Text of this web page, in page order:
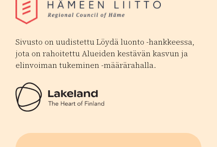
Sivusto on uudistettu Löydä luonto -hankkeessa,
jota on rahoitettu Alueiden kestävän kasvun ja
elinvoiman tukeminen -määrärahalla.